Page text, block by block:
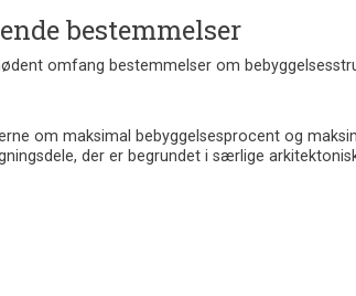
bestemmelser
omfang bestemmelser om
om maksimal bebyggelsesprocent og
der er begrundet i særlige